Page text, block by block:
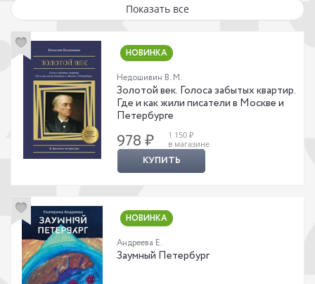
Показать все
НОВИНКА
Недошивин В. М.
Золотой век. Голоса забытых квартир.
Где и как жили писатели в Москве и
Петербурге
978 ₽
1 150 ₽
в магазине
КУПИТЬ
НОВИНКА
Андреева Е.
Заумный Петербург